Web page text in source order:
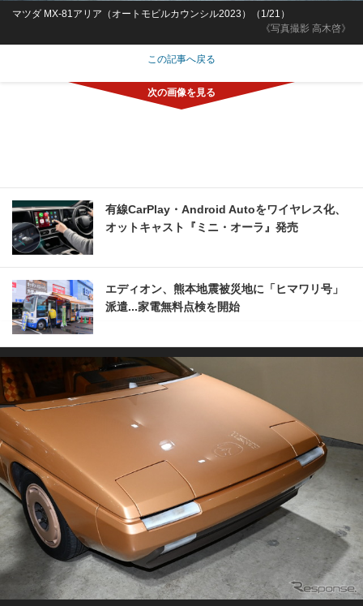
《写真撮影 高木啓》
マツダ MX-81アリア（オートモビルカウンシル2023）（1/21）
この記事へ戻る
有線CarPlay・Android Autoをワイヤレス化、
オットキャスト『ミニ・オーラ』発売
エディオン、熊本地震被災地に「ヒマワリ号」
派遣...家電無料点検を開始